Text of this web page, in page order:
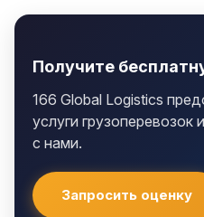
Получите
166 Global Logistics
услуги грузоперевозок
с нами.
Запросить оценку